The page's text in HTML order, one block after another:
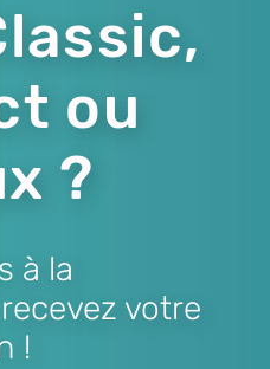
ou
?
à la
votre
!